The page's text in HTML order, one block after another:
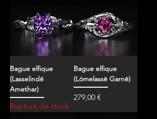
Bague elfique
(Lasselindë
Amethar)
Rupture de stock
Bague elfique
(Lómelassë Garnë)
Prix
279,00 €